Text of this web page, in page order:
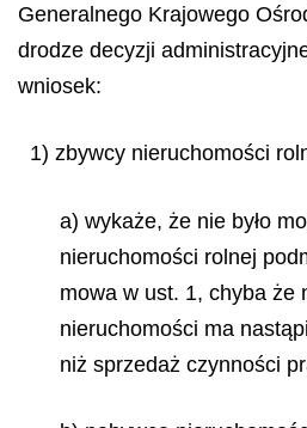
Generalnego Krajowego
drodze decyzji
wniosek:
1) zbywcy nieruchomości
a) wykaże, że nie było
nieruchomości rolnej
mowa w ust. 1, chyba że
nieruchomości ma
niż sprzedaż czynności